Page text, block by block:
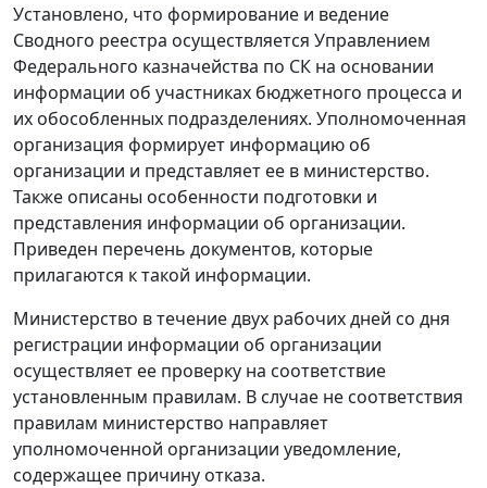
Установлено, что формирование и ведение
Сводного реестра осуществляется Управлением
Федерального казначейства по СК на основании
информации об участниках бюджетного процесса и
их обособленных подразделениях. Уполномоченная
организация формирует информацию об
организации и представляет ее в министерство.
Также описаны особенности подготовки и
представления информации об организации.
Приведен перечень документов, которые
прилагаются к такой информации.
Министерство в течение двух рабочих дней со дня
регистрации информации об организации
осуществляет ее проверку на соответствие
установленным правилам. В случае не соответствия
правилам министерство направляет
уполномоченной организации уведомление,
содержащее причину отказа.